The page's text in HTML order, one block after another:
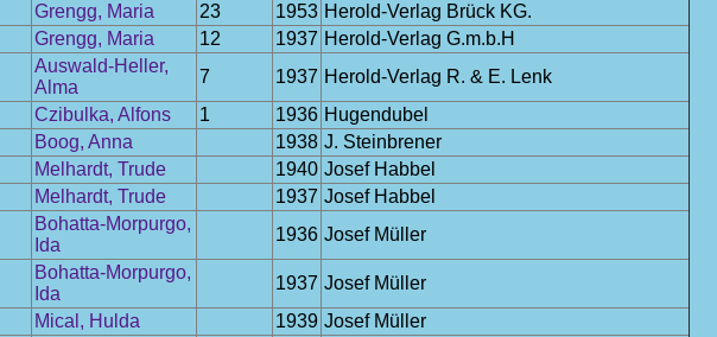
Grengg, Maria 23 1953 Herold-Verlag Brück KG.
Grengg, Maria 12 1937 Herold-Verlag G.m.b.H
Auswald-Heller,
Alma
7 1937 Herold-Verlag R. & E. Lenk
Czibulka, Alfons 1 1936 Hugendubel
Boog, Anna 1938 J. Steinbrener
Melhardt, Trude 1940 Josef Habbel
Melhardt, Trude 1937 Josef Habbel
Bohatta-Morpurgo,
Ida
1936 Josef Müller
Bohatta-Morpurgo,
Ida
1937 Josef Müller
Mical, Hulda 1939 Josef Müller